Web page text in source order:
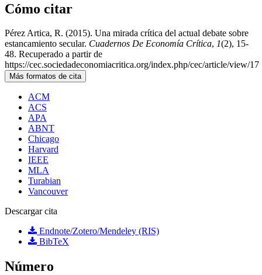
Cómo citar
Pérez Artica, R. (2015). Una mirada crítica del actual debate sobre
estancamiento secular. Cuadernos De Economía Crítica, 1(2), 15-
48. Recuperado a partir de
https://cec.sociedadeconomiacritica.org/index.php/cec/article/view/17
Más formatos de cita
ACM
ACS
APA
ABNT
Chicago
Harvard
IEEE
MLA
Turabian
Vancouver
Descargar cita
Endnote/Zotero/Mendeley (RIS)
BibTeX
Número